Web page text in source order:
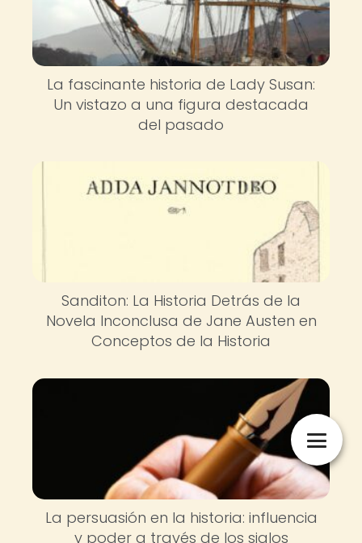
La fascinante historia de Lady Susan:
Un vistazo a una figura destacada
del pasado
Sanditon: La Historia Detrás de la
Novela Inconclusa de Jane Austen en
Conceptos de la Historia
La persuasión en la historia: influencia
y poder a través de los siglos